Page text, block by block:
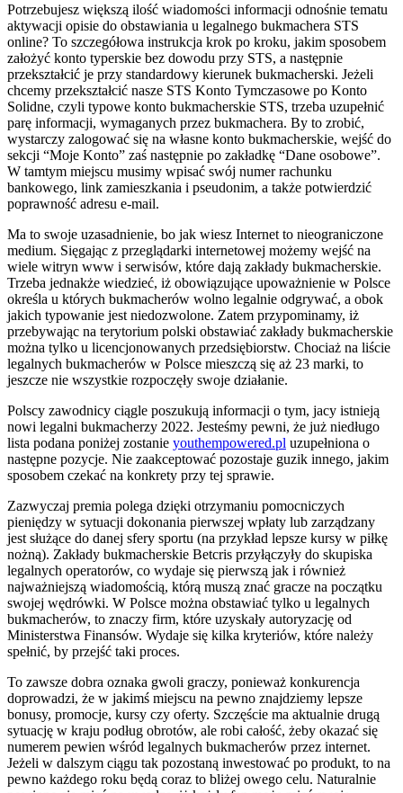
Potrzebujesz większą ilość wiadomości informacji odnośnie tematu
aktywacji opisie do obstawiania u legalnego bukmachera STS
online? To szczegółowa instrukcja krok po kroku, jakim sposobem
założyć konto typerskie bez dowodu przy STS, a następnie
przekształcić je przy standardowy kierunek bukmacherski. Jeżeli
chcemy przekształcić nasze STS Konto Tymczasowe po Konto
Solidne, czyli typowe konto bukmacherskie STS, trzeba uzupełnić
parę informacji, wymaganych przez bukmachera. By to zrobić,
wystarczy zalogować się na własne konto bukmacherskie, wejść do
sekcji “Moje Konto” zaś następnie po zakładkę “Dane osobowe”.
W tamtym miejscu musimy wpisać swój numer rachunku
bankowego, link zamieszkania i pseudonim, a także potwierdzić
poprawność adresu e-mail.
Ma to swoje uzasadnienie, bo jak wiesz Internet to nieograniczone
medium. Sięgając z przeglądarki internetowej możemy wejść na
wiele witryn www i serwisów, które dają zakłady bukmacherskie.
Trzeba jednakże wiedzieć, iż obowiązujące upoważnienie w Polsce
określa u których bukmacherów wolno legalnie odgrywać, a obok
jakich typowanie jest niedozwolone. Zatem przypominamy, iż
przebywając na terytorium polski obstawiać zakłady bukmacherskie
można tylko u licencjonowanych przedsiębiorstw. Chociaż na liście
legalnych bukmacherów w Polsce mieszczą się aż 23 marki, to
jeszcze nie wszystkie rozpoczęły swoje działanie.
Polscy zawodnicy ciągle poszukują informacji o tym, jacy istnieją
nowi legalni bukmacherzy 2022. Jesteśmy pewni, że już niedługo
lista podana poniżej zostanie youthempowered.pl uzupełniona o
następne pozycje. Nie zaakceptować pozostaje guzik innego, jakim
sposobem czekać na konkrety przy tej sprawie.
Zazwyczaj premia polega dzięki otrzymaniu pomocniczych
pieniędzy w sytuacji dokonania pierwszej wpłaty lub zarządzany
jest służące do danej sfery sportu (na przykład lepsze kursy w piłkę
nożną). Zakłady bukmacherskie Betcris przyłączyły do skupiska
legalnych operatorów, co wydaje się pierwszą jak i również
najważniejszą wiadomością, którą muszą znać gracze na początku
swojej wędrówki. W Polsce można obstawiać tylko u legalnych
bukmacherów, to znaczy firm, które uzyskały autoryzację od
Ministerstwa Finansów. Wydaje się kilka kryteriów, które należy
spełnić, by przejść taki proces.
To zawsze dobra oznaka gwoli graczy, ponieważ konkurencja
doprowadzi, że w jakimś miejscu na pewno znajdziemy lepsze
bonusy, promocje, kursy czy oferty. Szczęście ma aktualnie drugą
sytuację w kraju podług obrotów, ale robi całość, żeby okazać się
numerem pewien wśród legalnych bukmacherów przez internet.
Jeżeli w dalszym ciągu tak pozostaną inwestować po produkt, to na
pewno każdego roku będą coraz to bliżej owego celu. Naturalnie